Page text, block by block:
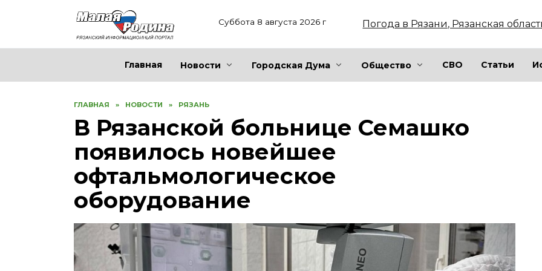
Суббота 8 августа 2026 г Погода в Рязани, Рязанская
Главная Новости Городская Дума Общество СВО Статьи
ГЛАВНАЯ » НОВОСТИ » РЯЗАНЬ
В Рязанской больнице Семашко
появилось новейшее
офтальмологическое
оборудование